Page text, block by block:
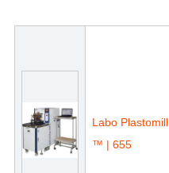
Labo Plastomill
™ | 655